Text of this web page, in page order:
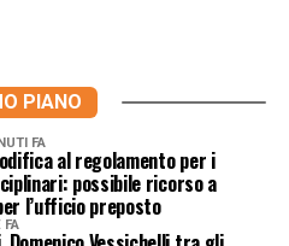
PIANO
FA
al regolamento per i
possibile ricorso a
l’ufficio preposto
FA